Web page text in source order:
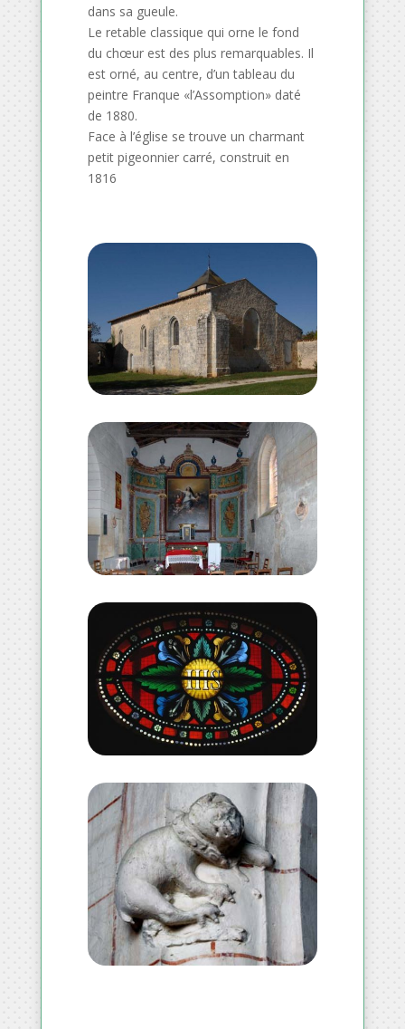
dans sa gueule.
Le retable classique qui orne le fond
du chœur est des plus remarquables. Il
est orné, au centre, d’un tableau du
peintre Franque «l’Assomption» daté
de 1880.
Face à l’église se trouve un charmant
petit pigeonnier carré, construit en
1816